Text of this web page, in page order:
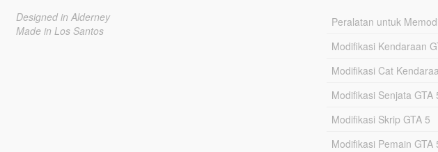
Designed in Alderney
Made in Los Santos
Peralatan untuk
Modifikasi Kendaraan
Modifikasi Cat
Modifikasi Senjata GTA
Modifikasi Skrip GTA 5
Modifikasi Pemain GTA